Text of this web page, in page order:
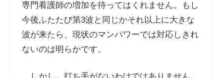
専門看護師の増加を待ってはくれません。もし
今後ふたたび第3波と同じかそれ以上に大きな
波が来たら、現状のマンパワーでは対応しきれ
ないのは明らかです。